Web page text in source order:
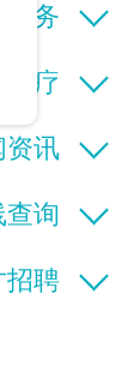
服务
诊疗
资讯
询
招聘